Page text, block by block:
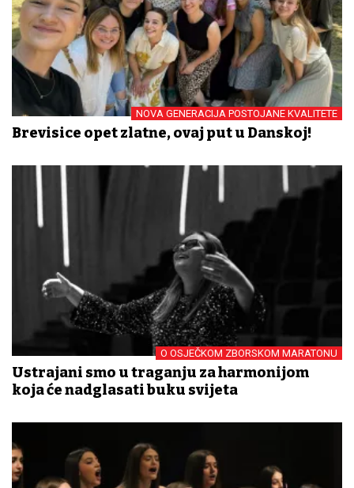
NOVA GENERACIJA POSTOJANE KVALITETE
Brevisice opet zlatne, ovaj put u Danskoj!
O OSJEČKOM ZBORSKOM MARATONU
Ustrajani smo u traganju za harmonijom
koja će nadglasati buku svijeta